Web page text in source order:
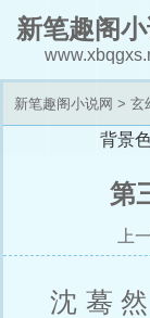
新笔趣阁小
新笔趣阁小说网 > 玄
背景色
第
上
沈蓦